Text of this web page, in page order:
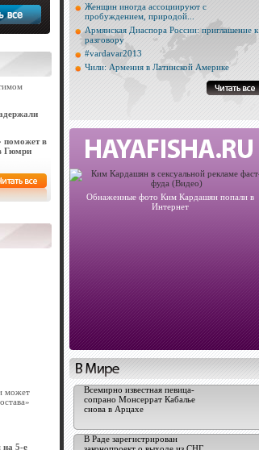
поможет в
Гюмри
может
5-е
Женщин иногда ассоциируют с
пробуждением, природой...
Армянская Диаспора России: приглашение к
разговору
#vardavar2013
Чили: Армения в Латинской Америке
Обнаженные фото Ким Кардашян попали в
Интернет
Всемирно известная певица-
сопрано Монсеррат Кабалье
снова в Арцахе
В Раде зарегистрирован